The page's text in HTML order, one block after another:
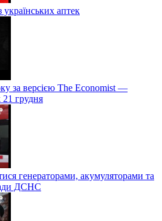
українських аптек
за версією The Economist —
грудня
генераторами, акумуляторами та
ДСНС